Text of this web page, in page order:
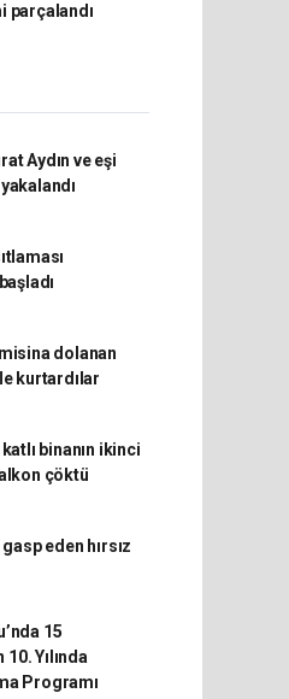
parçalandı
Aydın ve eşi
dolanan
kurtardılar
binanın ikinci
çöktü
gasp eden hırsız
15
Yılında
Programı